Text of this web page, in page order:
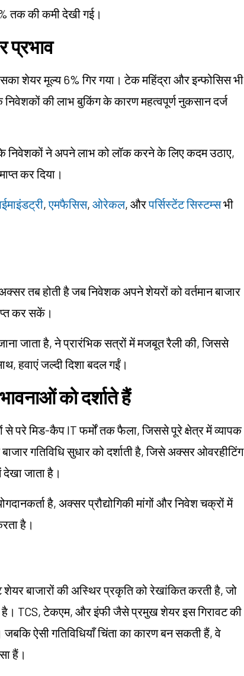
तक की कमी देखी गई।
प्रभाव
शेयर मूल्य 6% गिर गया। टेक महिंद्रा और इन्फोसिस भी
की लाभ बुकिंग के कारण महत्वपूर्ण नुकसान दर्ज
निवेशकों ने अपने लाभ को लॉक करने के लिए कदम उठाए,
कर दिया।
,एमफैसिस, ओरेकल, औरपर्सिस्टेंट सिस्टम्सभी
तब होती है जब निवेशक अपने शेयरों को वर्तमान बाजार
कर सकें।
जाता है, ने प्रारंभिक सत्रों में मजबूत रैली की, जिससे
हवाएं जल्दी दिशा बदल गईं।
को दर्शाते हैं
से परे मिड-कैप IT फर्मों तक फैला, जिससे पूरे क्षेत्र में व्यापक
गतिविधि सुधार को दर्शाती है, जिसे अक्सर ओवरहीटिंग
जाता है।
है, अक्सर प्रौद्योगिकी मांगों और निवेश चक्रों में
है।
बाजारों की अस्थिर प्रकृति को रेखांकित करती है, जो
है। TCS, टेकएम, और इंफी जैसे प्रमुख शेयर इस गिरावट की
ऐसी गतिविधियाँ चिंता का कारण बन सकती हैं, वे
हैं।